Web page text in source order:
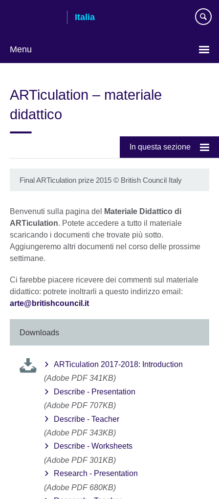
Italia
Menu
ARTiculation – materiale
didattico
In questa sezione
Final ARTiculation prize 2015 © British Council Italy
Benvenuti sulla pagina del
Materiale Didattico di
ARTiculation. Potete accedere a tutto il materiale
scaricando i documenti che trovate più sotto.
Aggiungeremo altri documenti nel corso delle prossime
settimane.
Ci farebbe piacere ricevere dei commenti sul materiale
didattico: potrete inoltrarli a questo indirizzo email:
arte@britishcouncil.it
Downloads
ARTiculation 2017-2018: Introduction
(Adobe PDF 341KB)
Describe - Presentation
(Adobe PDF 707KB)
Describe - Teacher
(Adobe PDF 343KB)
Describe - Worksheets
(Adobe PDF 301KB)
Research - Presentation
(Adobe PDF 680KB)